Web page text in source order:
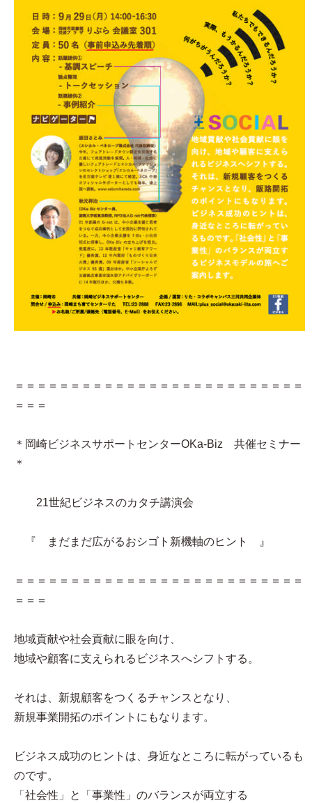
＝＝＝＝＝＝＝＝＝＝＝＝＝＝＝＝＝＝＝＝＝＝＝＝＝＝
＝＝＝
＊岡崎ビジネスサポートセンターOKa-Biz 共催セミナー
＊
21世紀ビジネスのカタチ講演会
『 まだまだ広がるおシゴト新機軸のヒント 』
＝＝＝＝＝＝＝＝＝＝＝＝＝＝＝＝＝＝＝＝＝＝＝＝＝＝
＝＝＝
地域貢献や社会貢献に眼を向け、
地域や顧客に支えられるビジネスへシフトする。
それは、新規顧客をつくるチャンスとなり、
新規事業開拓のポイントにもなります。
ビジネス成功のヒントは、身近なところに転がっているも
のです。
「社会性」と「事業性」のバランスが両立する